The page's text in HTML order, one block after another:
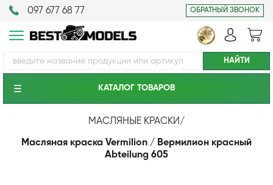
097 677 68 77 ОБРАТНЫЙ ЗВОНОК
КАТАЛОГ ТОВАРОВ
МАСЛЯНЫЕ КРАСКИ/
Масляная краска Vermilion / Вермилион красный
Abteilung 605